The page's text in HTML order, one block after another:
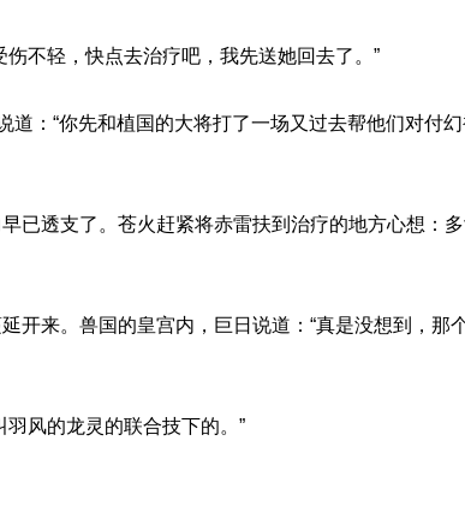
不轻，快点去治疗吧，我先送她回去了。”
道：“你先和植国的大将打了一场又过去帮他们对付
已透支了。苍火赶紧将赤雷扶到治疗的地方心想：
开来。兽国的皇宫内，巨日说道：“真是没想到，那
风的龙灵的联合技下的。”